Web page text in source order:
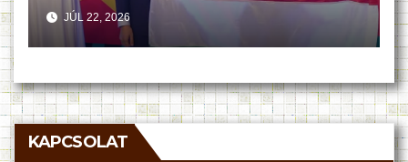
JÚL 22, 2026
KAPCSOLAT